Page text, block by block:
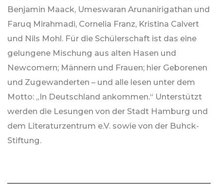
Benjamin Maack, Umeswaran Arunanirigathan und
Faruq Mirahmadi, Cornelia Franz, Kristina Calvert
und Nils Mohl. Für die Schülerschaft ist das eine
gelungene Mischung aus alten Hasen und
Newcomern; Männern und Frauen; hier Geborenen
und Zugewanderten – und alle lesen unter dem
Motto: „In Deutschland ankommen.“ Unterstützt
werden die Lesungen von der Stadt Hamburg und
dem Literaturzentrum e.V. sowie von der Buhck-
Stiftung.